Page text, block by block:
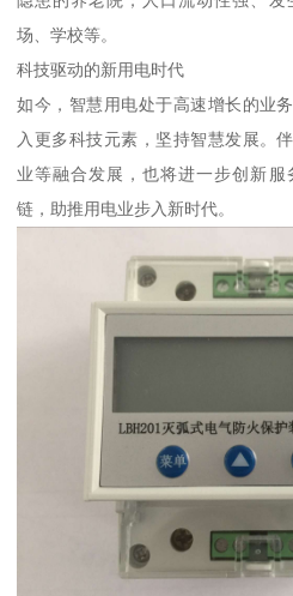
场、学校等。
科技驱动的新用电时代
如今，智慧用电处于高速增长的业
入更多科技元素，坚持智慧发展。
业等融合发展，也将进一步创新
链，助推用电业步入新时代。